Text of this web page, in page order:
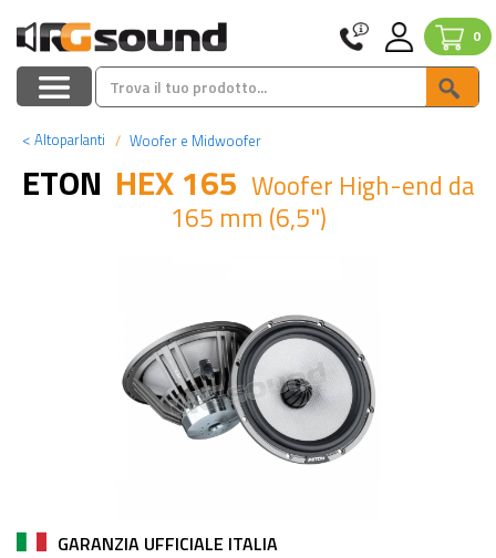
0
< Altoparlanti Woofer e Midwoofer
ETON HEX 165 Woofer High-end da
165 mm (6,5")
GARANZIA UFFICIALE ITALIA